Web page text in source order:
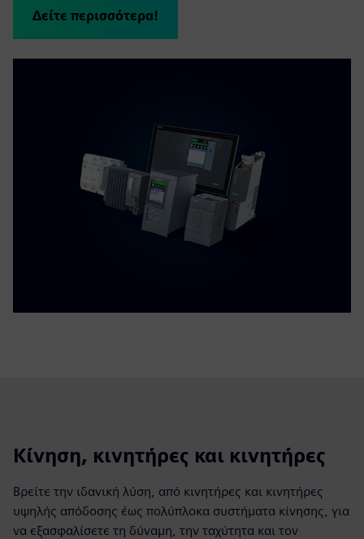
Δείτε περισσότερα!
Κίνηση, κινητήρες και κινητήρες
Βρείτε την ιδανική λύση, από κινητήρες και κινητήρες
υψηλής απόδοσης έως πολύπλοκα συστήματα κίνησης, για
να εξασφαλίσετε τη δύναμη, την ταχύτητα και τον